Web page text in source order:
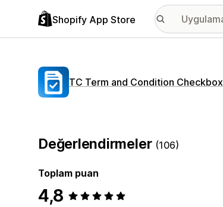
Shopify App Store
TC Term and Condition Checkbox
Değerlendirmeler (106)
Toplam puan
4,8